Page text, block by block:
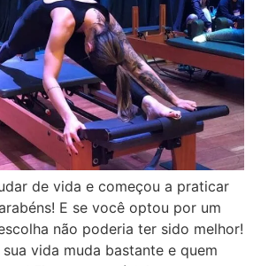
de vida e começou a praticar
E se você optou por um
não poderia ter sido melhor!
vida muda bastante e quem